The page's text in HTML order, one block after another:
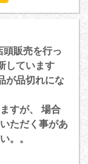
販売を行っ
しています
が品切れにな
すが、 場合
ただく事があ
。。